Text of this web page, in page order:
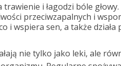
trawienie i łagodzi bóle głowy.
przeciwzapalnych i
i wspiera sen, a także działa
nie tylko jako leki, ale